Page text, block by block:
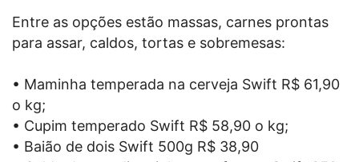
Entre as opções estão massas, carnes prontas
para assar, caldos, tortas e sobremesas:
• Maminha temperada na cerveja Swift R$ 61,90
o kg;
• Cupim temperado Swift R$ 58,90 o kg;
• Baião de dois Swift 500g R$ 38,90